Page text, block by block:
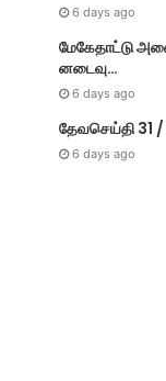
6 days ago
மேகே​தாட்டு
னடைவு…
6 days ago
தேவசெய்தி 31
6 days ago